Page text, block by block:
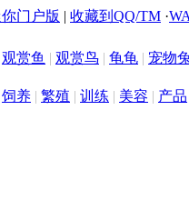
门户版 | 收藏到QQ/TM ·
观赏鱼 | 观赏鸟 | 龟龟 | 宠物
饲养 | 繁殖 | 训练 | 美容 | 产品